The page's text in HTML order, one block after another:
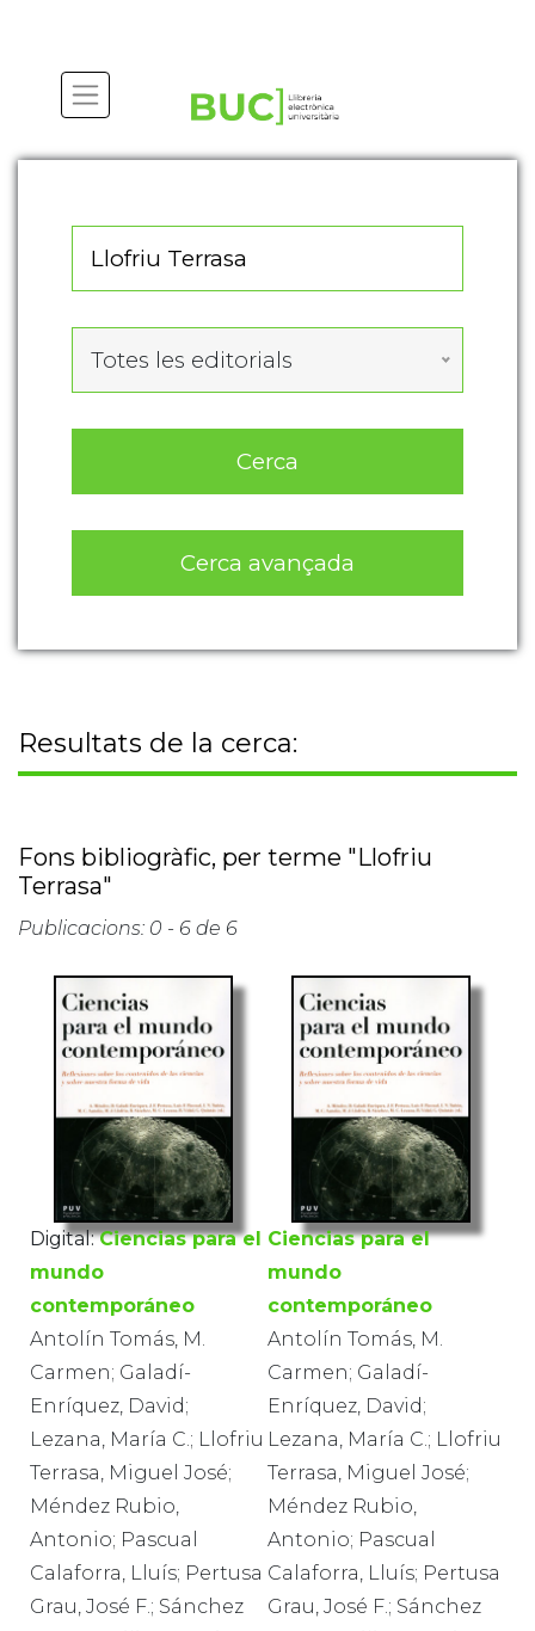
Totes les editorials
Cerca
Cerca avançada
Resultats de la cerca:
Fons bibliogràfic, per terme "Llofriu
Terrasa"
Publicacions: 0 - 6 de 6
Digital: Ciencias para el
mundo
contemporáneo
Antolín Tomás, M.
Carmen; Galadí-
Enríquez, David;
Lezana, María C.; Llofriu
Terrasa, Miguel José;
Méndez Rubio,
Antonio; Pascual
Calaforra, Lluís; Pertusa
Grau, José F.; Sánchez
Ciencias para el
mundo
contemporáneo
Antolín Tomás, M.
Carmen; Galadí-
Enríquez, David;
Lezana, María C.; Llofriu
Terrasa, Miguel José;
Méndez Rubio,
Antonio; Pascual
Calaforra, Lluís; Pertusa
Grau, José F.; Sánchez